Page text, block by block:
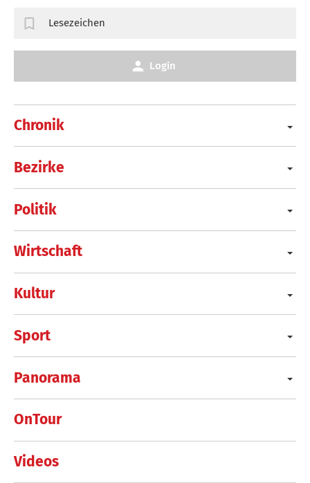
Chronik
Bezirke
Politik
Wirtschaft
Kultur
Sport
Panorama
OnTour
Videos
Lesezeichen
Login